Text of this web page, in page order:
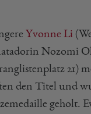
Yvonne Li
Nozomi
21)
den Titel und
geholt.